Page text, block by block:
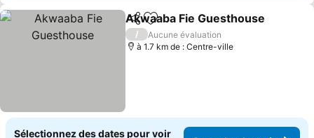
PartagerAjouter à mes favoris
Akwaaba Fie Guesthouse
/
Aucune évaluation
à 1.7 km de : Centre-ville
Sélectionnez des dates pour voir